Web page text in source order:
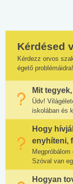
Kérdésed
Kérdezz orvos
égető problémáidra!
Mit
Üdv!
iskolában és
Hogy
enyhíteni,
Szóval van
Hogyan